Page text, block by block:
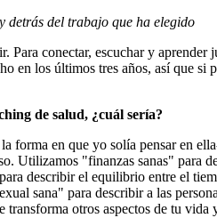
detrás del trabajo que ha elegido
conectar, escuchar y aprender
en los últimos tres años, así que si
de salud, ¿cuál sería?
forma en que yo solía pensar en
Utilizamos "finanzas sanas" para
describir el equilibrio entre el
sana" para describir a las
otros aspectos de tu vida